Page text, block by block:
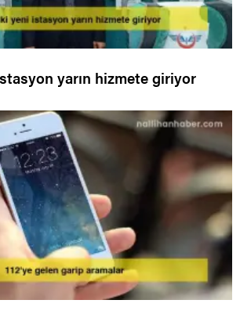
yarın hizmete giriyor